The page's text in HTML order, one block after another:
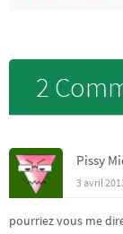
2
Pissy
3 avril
pourriez vous me